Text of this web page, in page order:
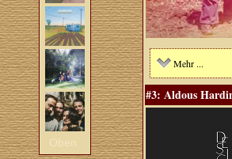
Oben
Mehr ...
#3: Aldous